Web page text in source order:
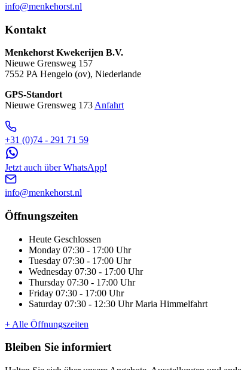
info@menkehorst.nl
Kontakt
Menkehorst Kwekerijen B.V.
Nieuwe Grensweg 157
7552 PA Hengelo (ov), Niederlande
GPS-Standort
Nieuwe Grensweg 173 Anfahrt
+31 (0)74 - 291 71 59
Jetzt auch über WhatsApp!
info@menkehorst.nl
Öffnungszeiten
Heute Geschlossen
Monday 07:30 - 17:00 Uhr
Tuesday 07:30 - 17:00 Uhr
Wednesday 07:30 - 17:00 Uhr
Thursday 07:30 - 17:00 Uhr
Friday 07:30 - 17:00 Uhr
Saturday 07:30 - 12:30 UhrMaria Himmelfahrt
+ Alle Öffnungszeiten
Bleiben Sie informiert